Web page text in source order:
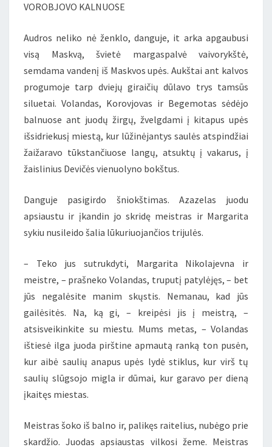
VOROBJOVO KALNUOSE
Audros neliko nė ženklo, danguje, it arka apgaubusi
visą Maskvą, švietė margaspalvė vaivorykštė,
semdama vandenį iš Maskvos upės. Aukštai ant kalvos
progumoje tarp dviejų giraičių dūlavo trys tamsūs
siluetai. Volandas, Korovjovas ir Begemotas sėdėjo
balnuose ant juodų žirgų, žvelgdami į kitapus upės
išsidriekusį miestą, kur lūžinėjantys saulės atspindžiai
žaižaravo tūkstančiuose langų, atsuktų į vakarus, į
žaislinius Devičės vienuolyno bokštus.
Danguje pasigirdo šniokštimas. Azazelas juodu
apsiaustu ir įkandin jo skridę meistras ir Margarita
sykiu nusileido šalia lūkuriuojančios trijulės.
– Teko jus sutrukdyti, Margarita Nikolajevna ir
meistre, – prašneko Volandas, truputį patylėjęs, – bet
jūs negalėsite manim skųstis. Nemanau, kad jūs
gailėsitės. Na, ką gi, – kreipėsi jis į meistrą, –
atsisveikinkite su miestu. Mums metas, – Volandas
ištiesė ilga juoda pirštine apmautą ranką ton pusėn,
kur aibė saulių anapus upės lydė stiklus, kur virš tų
saulių slūgsojo migla ir dūmai, kur garavo per dieną
įkaitęs miestas.
Meistras šoko iš balno ir, palikęs raitelius, nubėgo prie
skardžio. Juodas apsiaustas vilkosi žeme. Meistras